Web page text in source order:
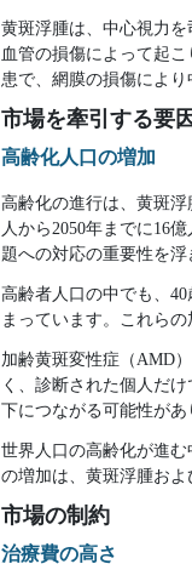
黄斑浮腫は、中心視力
血管の損傷によって起
患で、網膜の損傷によ
市場を牽引する要因
高齢化人口の増加
高齢化の進行は、黄斑
人から2050年までに16
題への対応の重要性を浮
高齢者人口の中でも、
まっています。これら
加齢黄斑変性症（AMD
く、診断された個人だ
下につながる可能性があ
世界人口の高齢化が進
の増加は、黄斑浮腫お
市場の制約
治療費の高さ